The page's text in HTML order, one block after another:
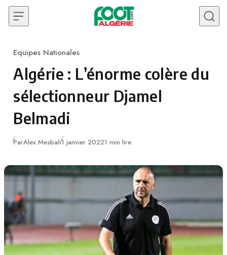
Skip to content
Category
Equipes Nationales
Algérie : L’énorme colère du
sélectionneur Djamel
Belmadi
ParAlex MesbahPublié
1 janvier 20221 min lire